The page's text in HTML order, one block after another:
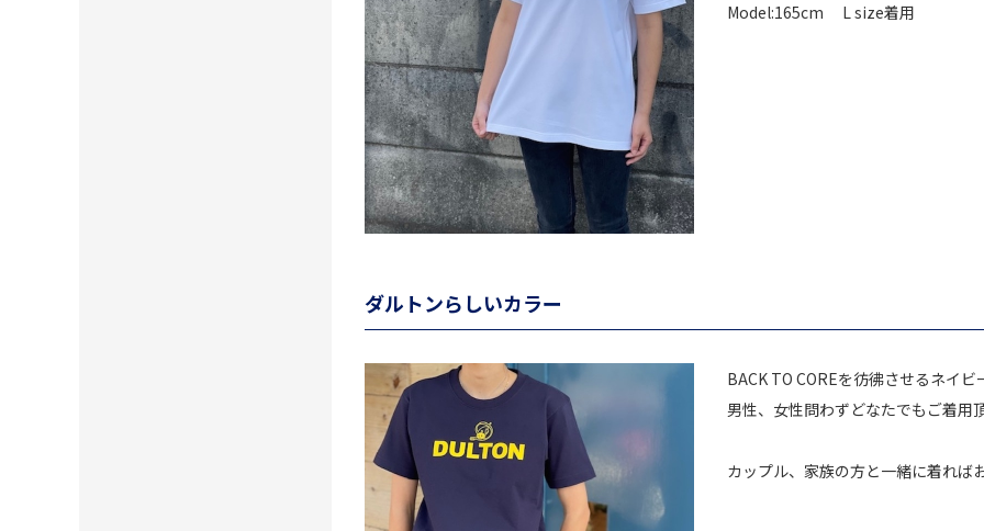
Model:165cm L size着用
ダルトンらしいカラー
BACK TO COREを彷彿させるネイ
男性、女性問わずどなたでもご着用
カップル、家族の方と一緒に着れば